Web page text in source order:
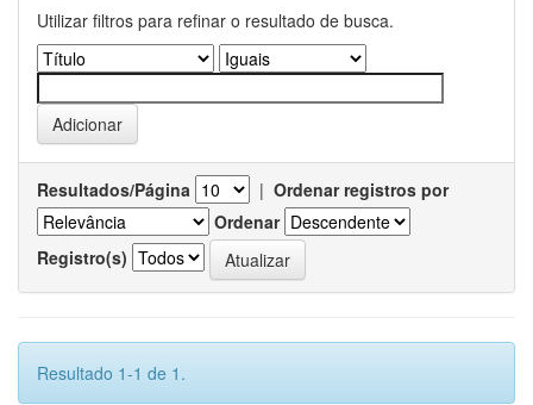
Utilizar filtros para refinar o resultado de busca.
Resultados/Página | Ordenar registros por
Ordenar
Registro(s)
Resultado 1-1 de 1.